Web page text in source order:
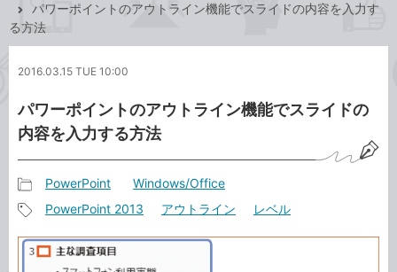
き
ッ
パワーポイントのアウトライン機能でスライドの内容を入力す
る方法
2016.03.15 TUE 10:00
パワーポイントのアウトライン機能でスライドの
内容を入力する方法
事
カ
テ
PowerPoint Windows/Office
事
PowerPoint 2013 アウトライン レベル